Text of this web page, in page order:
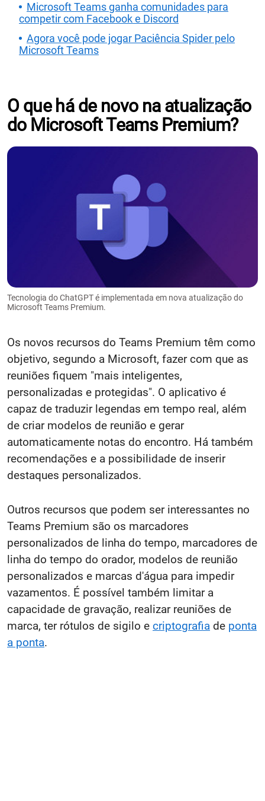
Microsoft Teams ganha comunidades para
competir com Facebook e Discord
Agora você pode jogar Paciência Spider pelo
Microsoft Teams
O que há de novo na atualização
do Microsoft Teams Premium?
Tecnologia do ChatGPT é implementada em nova atualização do
Microsoft Teams Premium.
Os novos recursos do Teams Premium têm como
objetivo, segundo a Microsoft, fazer com que as
reuniões fiquem "mais inteligentes,
personalizadas e protegidas". O aplicativo é
capaz de traduzir legendas em tempo real, além
de criar modelos de reunião e gerar
automaticamente notas do encontro. Há também
recomendações e a possibilidade de inserir
destaques personalizados.
Outros recursos que podem ser interessantes no
Teams Premium são os marcadores
personalizados de linha do tempo, marcadores de
linha do tempo do orador, modelos de reunião
personalizados e marcas d'água para impedir
vazamentos. É possível também limitar a
capacidade de gravação, realizar reuniões de
marca, ter rótulos de sigilo e criptografia de ponta
a ponta.